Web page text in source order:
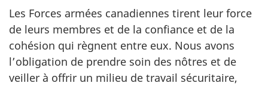
Les Forces armées canadiennes tirent leur force
de leurs membres et de la confiance et de la
cohésion qui règnent entre eux. Nous avons
l’obligation de prendre soin des nôtres et de
veiller à offrir un milieu de travail sécuritaire,